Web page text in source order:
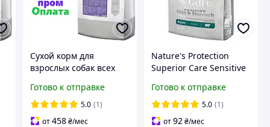
Сухой корм для
взрослых собак всех
Nature's Protection
Adult Lamb All Breeds,
18 кг
Готово к отправке
5.0 (1)
от458 ₴/мес
Nature's Protection
Superior Care Sensitive
Breeds 1.5 кг сухой
корм для собак
Готово к отправке
5.0 (1)
от92 ₴/мес